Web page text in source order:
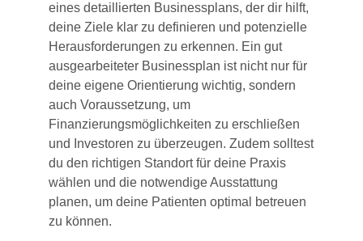
eines detaillierten Businessplans, der dir hilft,
deine Ziele klar zu definieren und potenzielle
Herausforderungen zu erkennen. Ein gut
ausgearbeiteter Businessplan ist nicht nur für
deine eigene Orientierung wichtig, sondern
auch Voraussetzung, um
Finanzierungsmöglichkeiten zu erschließen
und Investoren zu überzeugen. Zudem solltest
du den richtigen Standort für deine Praxis
wählen und die notwendige Ausstattung
planen, um deine Patienten optimal betreuen
zu können.